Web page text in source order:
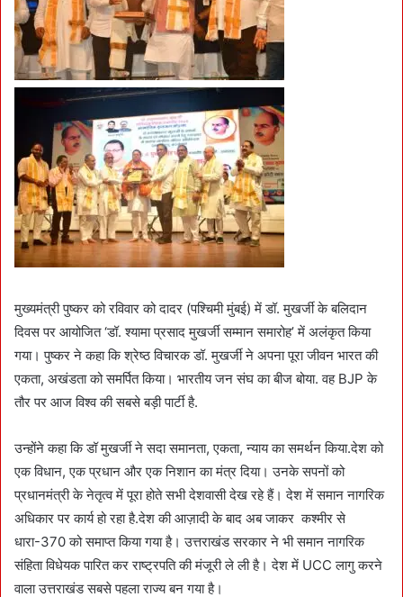
मुख्यमंत्री पुष्कर को रविवार को दादर (पश्चिमी मुंबई) में डॉ. मुखर्जी के बलिदान
दिवस पर आयोजित ‘डॉ. श्यामा प्रसाद मुखर्जी सम्मान समारोह’ में अलंकृत किया
गया। पुष्कर ने कहा कि श्रेष्ठ विचारक डॉ. मुखर्जी ने अपना पूरा जीवन भारत की
एकता, अखंडता को समर्पित किया। भारतीय जन संघ का बीज बोया. वह BJP के
तौर पर आज विश्व की सबसे बड़ी पार्टी है.
उन्होंने कहा कि डॉ मुखर्जी ने सदा समानता, एकता, न्याय का समर्थन किया.देश को
एक विधान, एक प्रधान और एक निशान का मंत्र दिया। उनके सपनों को
प्रधानमंत्री के नेतृत्व में पूरा होते सभी देशवासी देख रहे हैं। देश में समान नागरिक
अधिकार पर कार्य हो रहा है.देश की आज़ादी के बाद अब जाकर कश्मीर से
धारा-370 को समाप्त किया गया है। उत्तराखंड सरकार ने भी समान नागरिक
संहिता विधेयक पारित कर राष्ट्रपति की मंजूरी ले ली है। देश में UCC लागु करने
वाला उत्तराखंड सबसे पहला राज्य बन गया है।